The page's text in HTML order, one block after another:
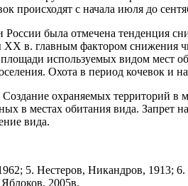
проис­ходят с начала июля до
была отмечена тенденция
в. глав­ным фактором сни­жения
используемых ви­дом мест
Охота в период кочевок и
охраняемых территорий в
в местах обитания вида. Запрет
вида.
5. Нестеров, Никандров, 1913;
2005в.